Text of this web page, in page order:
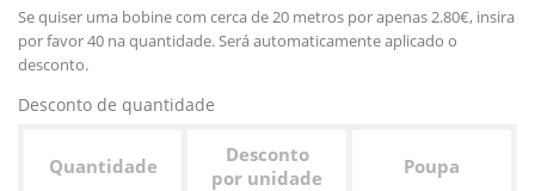
Se quiser uma bobine com cerca de 20 metros por apenas 2.80€, insira
por favor 40 na quantidade. Será automaticamente aplicado o
desconto.
Desconto de quantidade
Quantidade
Desconto
por unidade
Poupa